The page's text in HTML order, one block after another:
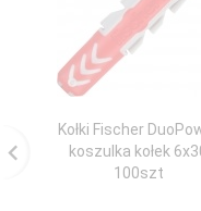
Kołki Fischer
koszulka kołek
100szt